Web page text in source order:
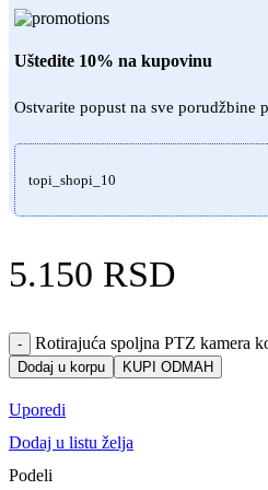
Uštedite 10% na kupovinu
Ostvarite popust na sve porudžbine
topi_shopi_10
5.150 RSD
- Rotirajuća spoljna PTZ kamera
Dodaj u korpu KUPI ODMAH
Uporedi
Dodaj u listu želja
Podeli